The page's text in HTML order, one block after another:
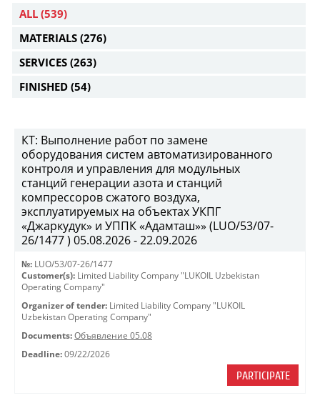
ALL (539)
MATERIALS (276)
SERVICES (263)
FINISHED (54)
КТ: Выполнение работ по замене
оборудования систем автоматизированного
контроля и управления для модульных
станций генерации азота и станций
компрессоров сжатого воздуха,
эксплуатируемых на объектах УКПГ
«Джаркудук» и УППК «Адамташ»» (LUO/53/07-
26/1477 ) 05.08.2026 - 22.09.2026
№: LUO/53/07-26/1477
Customer(s): Limited Liability Company "LUKOIL Uzbekistan
Operating Company"
Organizer of tender: Limited Liability Company "LUKOIL
Uzbekistan Operating Company"
Documents: Объявление 05.08
Deadline: 09/22/2026
PARTICIPATE